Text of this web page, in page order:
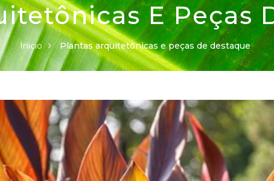
E Peças
Início Plantas arquitetônicas e peças de destaque